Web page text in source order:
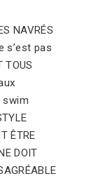
NAVRÉS
s’est pas
TOUS
swim
ÊTRE
DOIT